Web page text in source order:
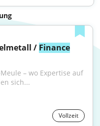
/ Finance
– wo Expertise auf
sich...
Vollzeit